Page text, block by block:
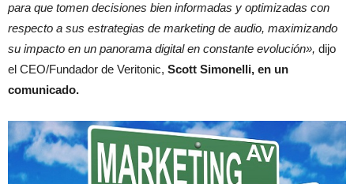
para que tomen decisiones bien informadas y optimizadas con
respecto a sus estrategias de marketing de audio, maximizando
su impacto en un panorama digital en constante evolución», dijo
el CEO/Fundador de Veritonic, Scott Simonelli, en un
comunicado.